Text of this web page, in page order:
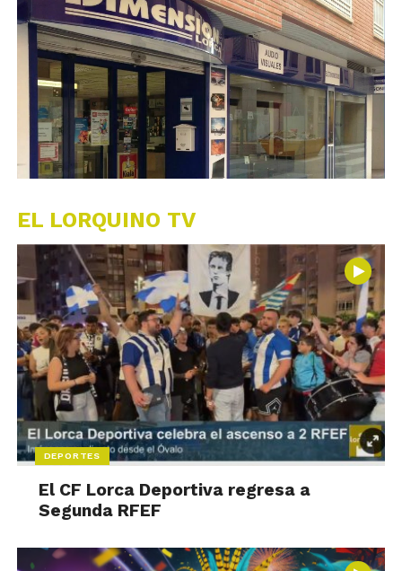
EL LORQUINO TV
DEPORTES
El CF Lorca Deportiva regresa a
Segunda RFEF